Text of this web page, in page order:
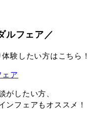
ルフェア／
験したい方はこちら！
ア
がしたい方、
ンフェアもオススメ！